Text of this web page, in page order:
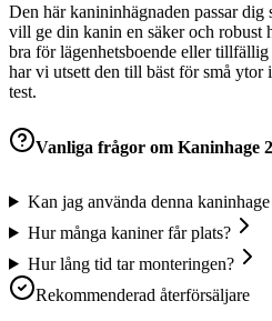
Den här kanininhägnaden passar dig
vill ge din kanin en säker och robust
bra för lägenhetsboende eller
har vi utsett den till bäst för små ytor
test.
Vanliga frågor om Kaninhage
Kan jag använda denna
Hur många kaniner får plats?
Hur lång tid tar monteringen?
Rekommenderad återförsäljare